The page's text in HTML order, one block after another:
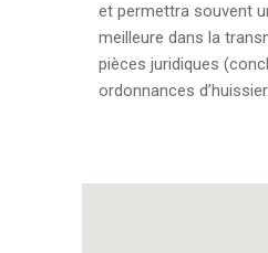
et permettra souvent
meilleure dans la
pièces juridiques
ordonnances